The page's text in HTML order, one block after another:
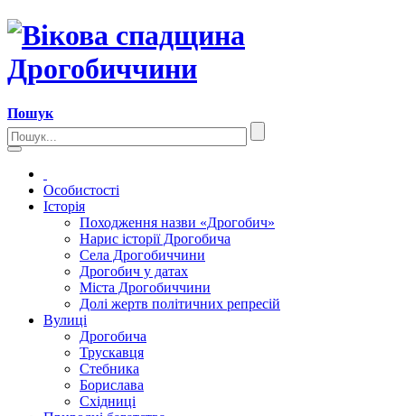
Пошук
Особистості
Історія
Походження назви «Дрогобич»
Нарис історії Дрогобича
Села Дрогобиччини
Дрогобич у датах
Міста Дрогобиччини
Долі жертв політичних репресій
Вулиці
Дрогобича
Трускавця
Стебника
Борислава
Східниці